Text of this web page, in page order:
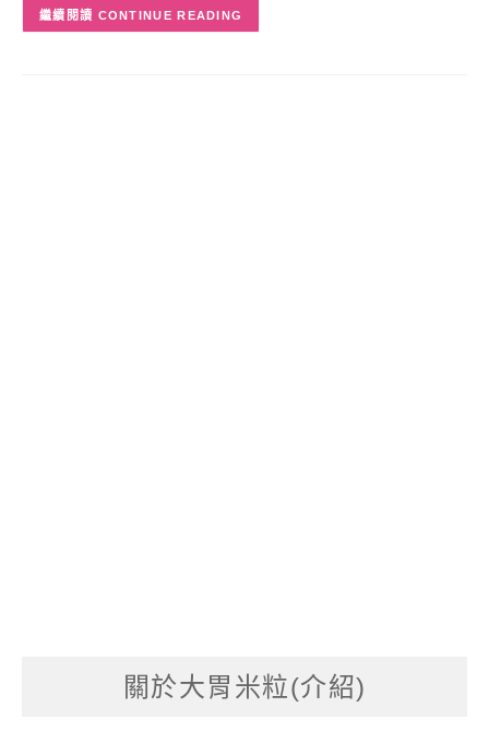
CONTINUE READING
關於大胃米粒(介紹)